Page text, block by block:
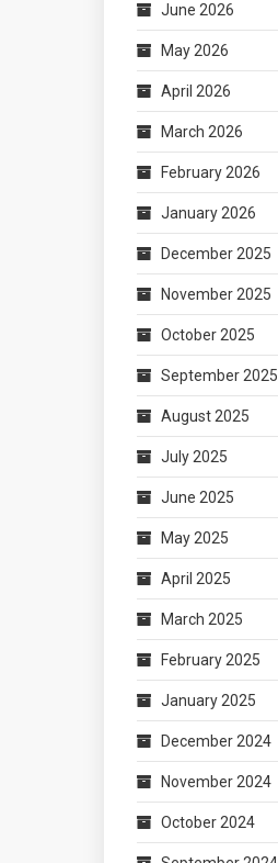
June 2026
May 2026
April 2026
March 2026
February 2026
January 2026
December 2025
November 2025
October 2025
September 2025
August 2025
July 2025
June 2025
May 2025
April 2025
March 2025
February 2025
January 2025
December 2024
November 2024
October 2024